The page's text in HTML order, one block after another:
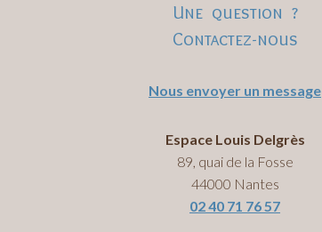
Une question ?
Contactez-nous
Nous envoyer un message
Espace Louis Delgrès
89, quai de la Fosse
44000 Nantes
02 40 71 76 57